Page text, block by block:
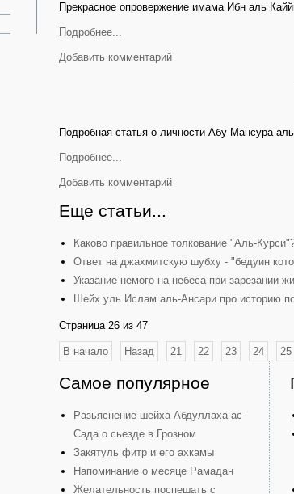
Прекрасное опровержение имама Ибн аль
Подробнее...
Добавить комментарий
Подробная статья о личности Абу Мансура
Подробнее...
Добавить комментарий
Еще статьи...
Каково правильное толкование "Аль-
Ответ на джахмитскую шубху - "бедуин
Указание немого на небеса при зарезании
Шейх уль Ислам аль-Ансари про историю
Страница 26 из 47
В начало Назад 21 22 23 24 25
Самое популярное
Разьяснение шейха Абдуллаха ас-
Сада о сьезде в Грозном
Закятуль фитр и его ахкамы
Напоминание о месяце Рамадан
Желательность поспешать с